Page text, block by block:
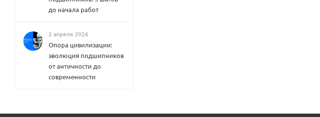
до начала работ
2 апреля 2026
Опора цивилизации:
эволюция подшипников
от античности до
современности